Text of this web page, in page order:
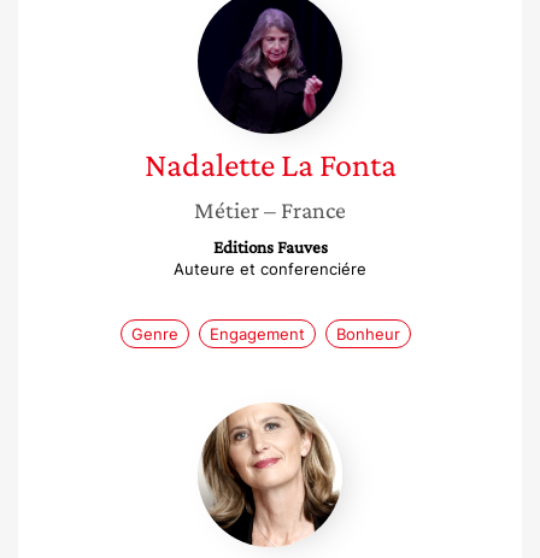
La
Fonta
Nadalette La Fonta
Métier– France
Editions Fauves
Auteure et conferenciére
Genre Engagement Bonheur
Sophie
Muffang